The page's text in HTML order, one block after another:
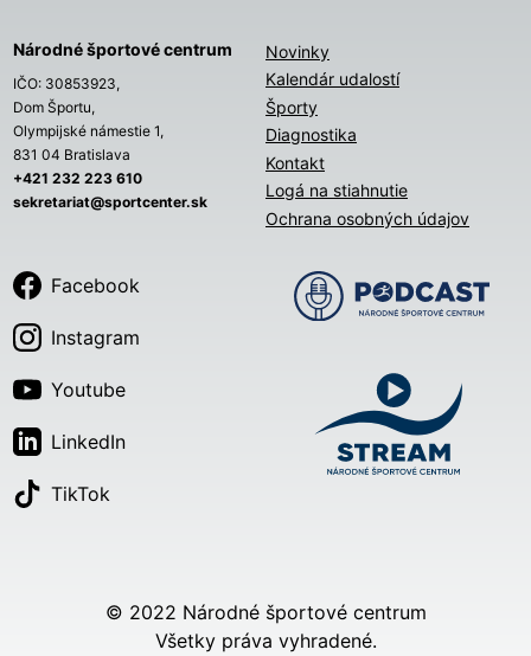
Národné športové centrum
IČO: 30853923,
Dom Športu,
Olympijské námestie 1,
831 04 Bratislava
+421 232 223 610
sekretariat@sportcenter.sk
Novinky
Kalendár udalostí
Športy
Diagnostika
Kontakt
Logá na stiahnutie
Ochrana osobných údajov
Facebook
Instagram
Youtube
LinkedIn
TikTok
© 2022 Národné športové centrum
Všetky práva vyhradené.